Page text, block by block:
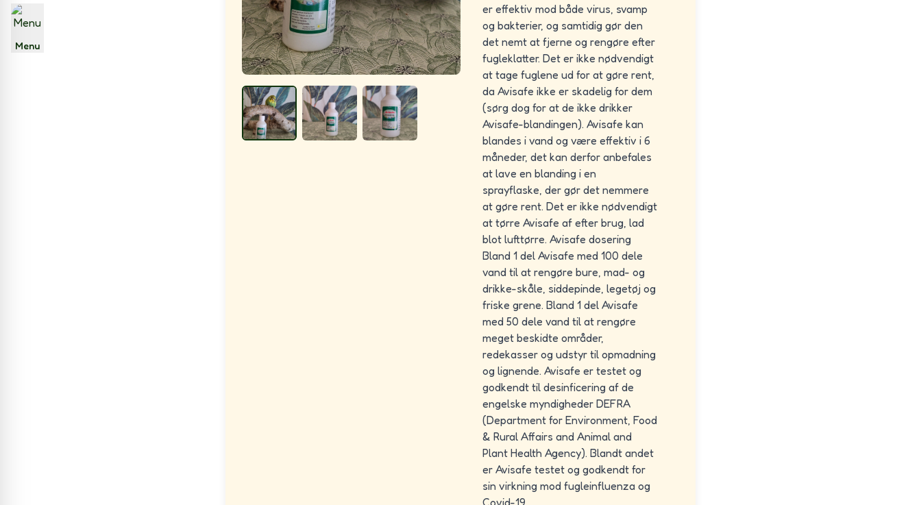
Menu
er effektiv mod både virus, svamp
og bakterier, og samtidig gør den
det nemt at fjerne og rengøre efter
fugleklatter. Det er ikke nødvendigt
at tage fuglene ud for at gøre rent,
da Avisafe ikke er skadelig for dem
(sørg dog for at de ikke drikker
Avisafe-blandingen). Avisafe kan
blandes i vand og være effektiv i 6
måneder, det kan derfor anbefales
at lave en blanding i en
sprayflaske, der gør det nemmere
at gøre rent. Det er ikke nødvendigt
at tørre Avisafe af efter brug, lad
blot lufttørre. Avisafe dosering
Bland 1 del Avisafe med 100 dele
vand til at rengøre bure, mad- og
drikke-skåle, siddepinde, legetøj og
friske grene. Bland 1 del Avisafe
med 50 dele vand til at rengøre
meget beskidte områder,
redekasser og udstyr til opmadning
og lignende. Avisafe er testet og
godkendt til desinficering af de
engelske myndigheder DEFRA
(Department for Environment, Food
& Rural Affairs and Animal and
Plant Health Agency). Blandt andet
er Avisafe testet og godkendt for
sin virkning mod fugleinfluenza og
Covid-19.